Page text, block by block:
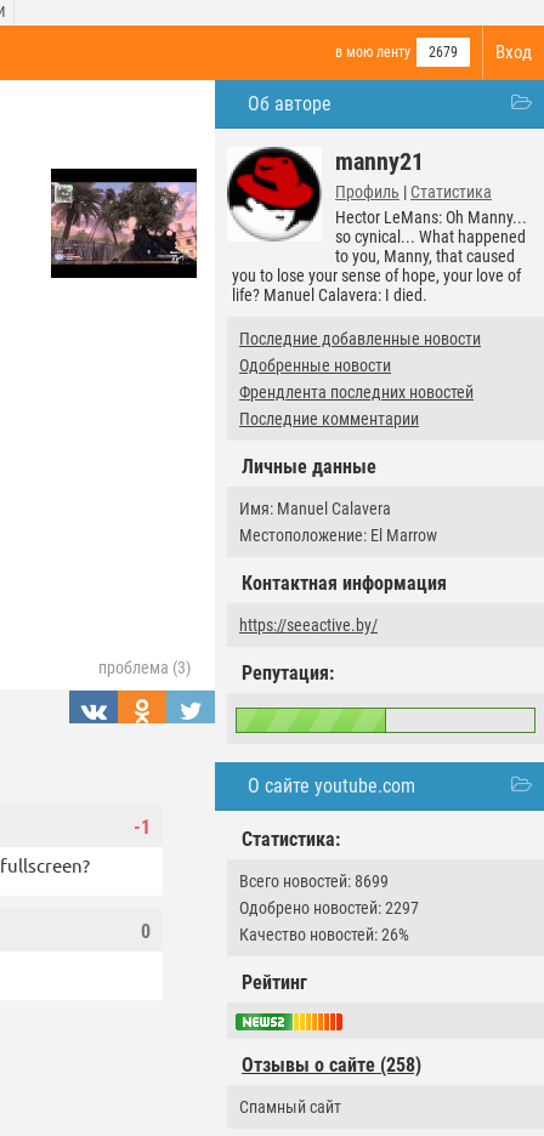
Вход
в мою ленту 2679
Об авторе
manny21
Профиль | Статистика
Hector LeMans: Oh Manny...
so cynical... What happened
to you, Manny, that caused
you to lose your sense of hope, your love of
life? Manuel Calavera: I died.
Последние добавленные новости
Одобренные новости
Френдлента последних новостей
Последние комментарии
Личные данные
Имя: Manuel Calavera
Местоположение: El Marrow
Контактная информация
https://seeactive.by/
Репутация:
О сайте youtube.com
Статистика:
Всего новостей: 8699
Одобрено новостей: 2297
Качество новостей: 26%
Рейтинг
Отзывы о сайте (258)
Спамный сайт
проблема (3)
-1
0